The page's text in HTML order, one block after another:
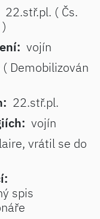
22.stř.pl. ( Čs.
vojín
Demobilizován
22.stř.pl.
vojín
vrátil se do
spis